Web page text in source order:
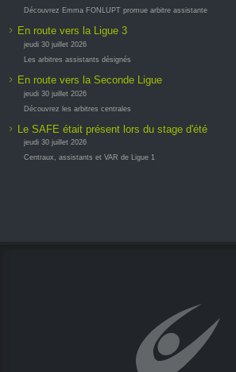
Découvrez Emma FONLUPT promue arbitre assistante
En route vers la Ligue 3
jeudi 30 juillet 2026
Les arbitres assistants désignés
En route vers la Seconde Ligue
jeudi 30 juillet 2026
Découvrez les arbitres centrales
Le SAFE était présent lors du stage d'été
jeudi 30 juillet 2026
Centraux, assistants et VAR de Ligue 1